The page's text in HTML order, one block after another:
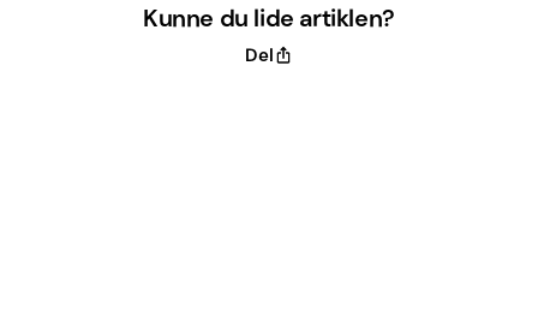
Kunne du lide artiklen?
Del